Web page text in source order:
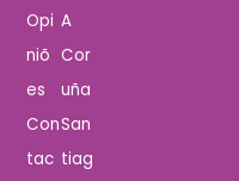
Opi
niõ
es
Con
tac
A
Cor
uña
San
tiag